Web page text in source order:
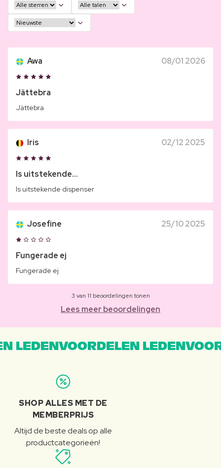
Awa 08/01 2026
Jättebra
Jättebra
Iris 02/12 2025
Is uitstekende...
Is uitstekende dispenser
Josefine 25/10 2025
Fungerade ej
Fungerade ej
3 van 11 beoordelingen tonen
Lees meer beoordelingen
LEDENVOORDELEN
SHOP ALLES MET DE
MEMBERPRIJS
Altijd de beste deals op alle
productcategorieën!